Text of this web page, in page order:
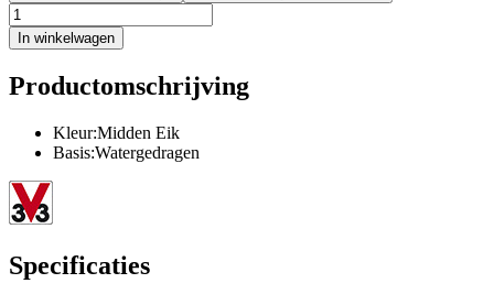
In winkelwagen
Productomschrijving
Kleur:Midden Eik
Basis:Watergedragen
Specificaties